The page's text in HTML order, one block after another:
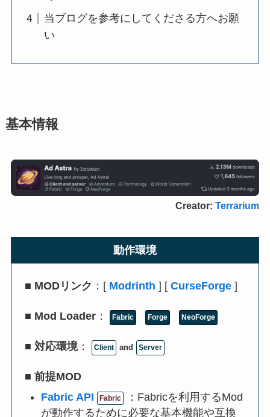
当ブログを参考にしてくださる方へお願
い
基本情報
Creator:Terrarium
動作環境
■ MODリンク ：[ Modrinth ] [CurseForge ]
■ Mod Loader ： Fabric Forge NeoForge
■対応環境： Client and Server
■前提MOD
Fabric API
Fabric
：Fabricを利用するMod
が動作するために必要な基本機能や互換